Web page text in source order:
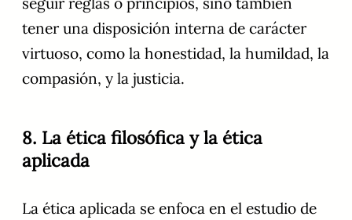
tener una disposición interna de carácter
virtuoso, como la honestidad, la humildad, la
compasión, y la justicia.
8. La ética filosófica y la ética
aplicada
La ética aplicada se enfoca en el estudio de